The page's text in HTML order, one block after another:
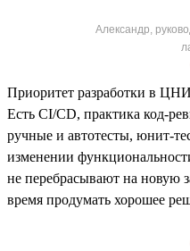
Александр,
Приоритет разработки в
Есть CI/CD, практика код-
ручные и автотесты, юнит-
изменении
не перебрасывают на новую
время продумать хорошее